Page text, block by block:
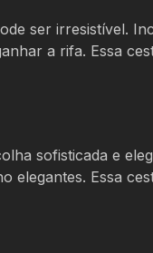
ser irresistível.
a rifa. Essa
sofisticada e
elegantes. Essa